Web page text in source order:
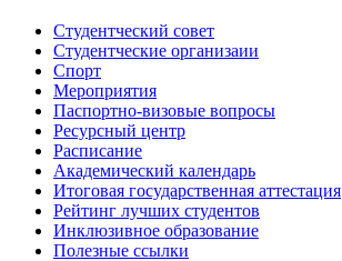
Студентческий совет
Студентческие организаии
Спорт
Мероприятия
Паспортно-визовые вопросы
Ресурсный центр
Расписание
Академический календарь
Итоговая государственная аттестация
Рейтинг лучших студентов
Инклюзивное образование
Полезные ссылки